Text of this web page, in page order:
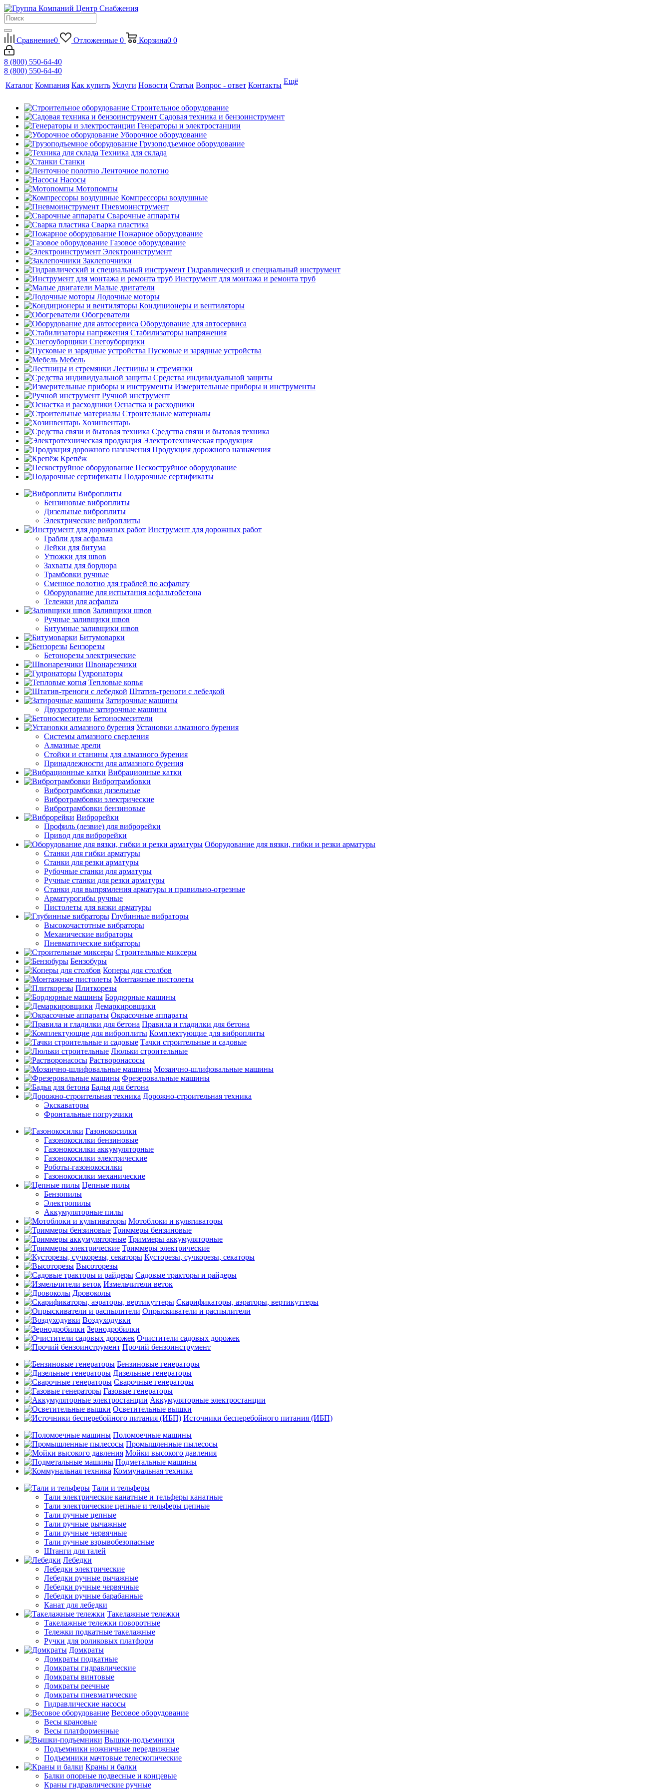
Сравнение0 Отложенные 0 Корзина0 0
8 (800) 550-64-40
8 (800) 550-64-40
Каталог Компания Как купить Услуги Новости Статьи Вопрос - ответ Контакты Ещё
Строительное оборудование
Садовая техника и бензоинструмент
Генераторы и электростанции
Уборочное оборудование
Грузоподъемное оборудование
Техника для склада
Станки
Ленточное полотно
Насосы
Мотопомпы
Компрессоры воздушные
Пневмоинструмент
Сварочные аппараты
Сварка пластика
Пожарное оборудование
Газовое оборудование
Электроинструмент
Заклепочники
Гидравлический и специальный инструмент
Инструмент для монтажа и ремонта труб
Малые двигатели
Лодочные моторы
Кондиционеры и вентиляторы
Обогреватели
Оборудование для автосервиса
Стабилизаторы напряжения
Снегоуборщики
Пусковые и зарядные устройства
Мебель
Лестницы и стремянки
Средства индивидуальной защиты
Измерительные приборы и инструменты
Ручной инструмент
Оснастка и расходники
Строительные материалы
Хозинвентарь
Средства связи и бытовая техника
Электротехническая продукция
Продукция дорожного назначения
Крепёж
Пескоструйное оборудование
Подарочные сертификаты
Виброплиты
Бензиновые виброплиты
Дизельные виброплиты
Электрические виброплиты
Инструмент для дорожных работ
Грабли для асфальта
Лейки для битума
Утюжки для швов
Захваты для бордюра
Трамбовки ручные
Сменное полотно для граблей по асфальту
Оборудование для испытания асфальтобетона
Тележки для асфальта
Заливщики швов
Ручные заливщики швов
Битумные заливщики швов
Битумоварки
Бензорезы
Бетонорезы электрические
Швонарезчики
Гудронаторы
Тепловые копья
Штатив-треноги с лебедкой
Затирочные машины
Двухроторные затирочные машины
Бетоносмесители
Установки алмазного бурения
Системы алмазного сверления
Алмазные дрели
Стойки и станины для алмазного бурения
Принадлежности для алмазного бурения
Вибрационные катки
Вибротрамбовки
Вибротрамбовки дизельные
Вибротрамбовки электрические
Вибротрамбовки бензиновые
Виброрейки
Профиль (лезвие) для виброрейки
Привод для виброрейки
Оборудование для вязки, гибки и резки арматуры
Станки для гибки арматуры
Станки для резки арматуры
Рубочные станки для арматуры
Ручные станки для резки арматуры
Станки для выпрямления арматуры и правильно-отрезные
Арматурогибы ручные
Пистолеты для вязки арматуры
Глубинные вибраторы
Высокочастотные вибраторы
Механические вибраторы
Пневматические вибраторы
Строительные миксеры
Бензобуры
Коперы для столбов
Монтажные пистолеты
Плиткорезы
Бордюрные машины
Демаркировщики
Окрасочные аппараты
Правила и гладилки для бетона
Комплектующие для виброплиты
Тачки строительные и садовые
Люльки строительные
Растворонасосы
Мозаично-шлифовальные машины
Фрезеровальные машины
Бадья для бетона
Дорожно-строительная техника
Экскаваторы
Фронтальные погрузчики
Газонокосилки
Газонокосилки бензиновые
Газонокосилки аккумуляторные
Газонокосилки электрические
Роботы-газонокосилки
Газонокосилки механические
Цепные пилы
Бензопилы
Электропилы
Аккумуляторные пилы
Мотоблоки и культиваторы
Триммеры бензиновые
Триммеры аккумуляторные
Триммеры электрические
Кусторезы, сучкорезы, секаторы
Высоторезы
Садовые тракторы и райдеры
Измельчители веток
Дровоколы
Скарификаторы, аэраторы, вертикуттеры
Опрыскиватели и распылители
Воздуходувки
Зернодробилки
Очистители садовых дорожек
Прочий бензоинструмент
Бензиновые генераторы
Дизельные генераторы
Сварочные генераторы
Газовые генераторы
Аккумуляторные электростанции
Осветительные вышки
Источники бесперебойного питания (ИБП)
Поломоечные машины
Промышленные пылесосы
Мойки высокого давления
Подметальные машины
Коммунальная техника
Тали и тельферы
Тали электрические канатные и тельферы канатные
Тали электрические цепные и тельферы цепные
Тали ручные цепные
Тали ручные рычажные
Тали ручные червячные
Тали ручные взрывобезопасные
Штанги для талей
Лебедки
Лебедки электрические
Лебедки ручные рычажные
Лебедки ручные червячные
Лебедки ручные барабанные
Канат для лебедки
Такелажные тележки
Такелажные тележки поворотные
Тележки подкатные такелажные
Ручки для роликовых платформ
Домкраты
Домкраты подкатные
Домкраты гидравлические
Домкраты винтовые
Домкраты реечные
Домкраты пневматические
Гидравлические насосы
Весовое оборудование
Весы крановые
Весы платформенные
Вышки-подъемники
Подъемники ножничные передвижные
Подъемники мачтовые телескопические
Краны и балки
Балки опорные подвесные и концевые
Краны гидравлические ручные